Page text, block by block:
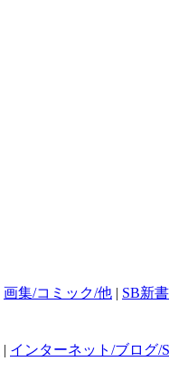
画集/コミック/他 | SB新書
| インターネット/ブログ/